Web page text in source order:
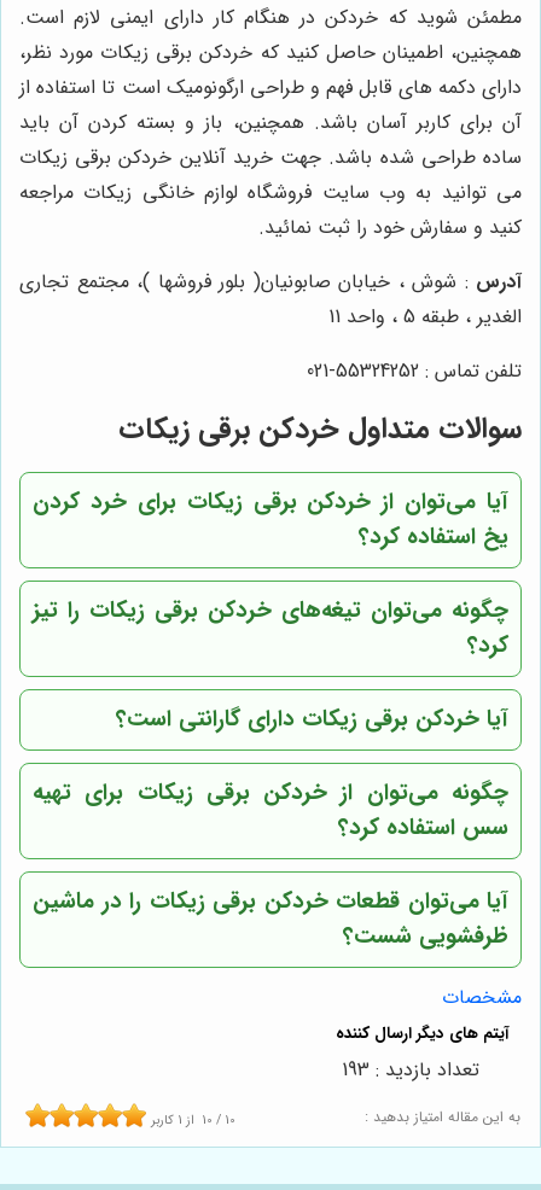
مطمئن شوید که خردکن در هنگام کار دارای ایمنی لازم است.
همچنین، اطمینان حاصل کنید که خردکن برقی زیکات مورد نظر،
دارای دکمه های قابل فهم و طراحی ارگونومیک است تا استفاده از
آن برای کاربر آسان باشد. همچنین، باز و بسته کردن آن باید
ساده طراحی شده باشد. جهت خرید آنلاین خردکن برقی زیکات
می توانید به وب سایت فروشگاه لوازم خانگی زیکات مراجعه
کنید و سفارش خود را ثبت نمائید.
آدرس : شوش ، خیابان صابونیان( بلور فروشها )، مجتمع تجاری
الغدیر ، طبقه 5 ، واحد 11
تلفن تماس : 55324252-021
سوالات متداول خردکن برقی زیکات
آیا می‌توان از خردکن برقی زیکات برای خرد کردن
یخ استفاده کرد؟
چگونه می‌توان تیغه‌های خردکن برقی زیکات را تیز
کرد؟
آیا خردکن برقی زیکات دارای گارانتی است؟
چگونه می‌توان از خردکن برقی زیکات برای تهیه
سس استفاده کرد؟
آیا می‌توان قطعات خردکن برقی زیکات را در ماشین
ظرفشویی شست؟
مشخصات
به این مقاله امتیاز بدهید : 10 / 10 از 1 کاربر
تعداد بازدید : 193